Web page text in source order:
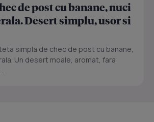
de post cu banane, nuci
Desert simplu, usor si
simpla de chec de post cu banane,
Un desert moale, aromat, fara